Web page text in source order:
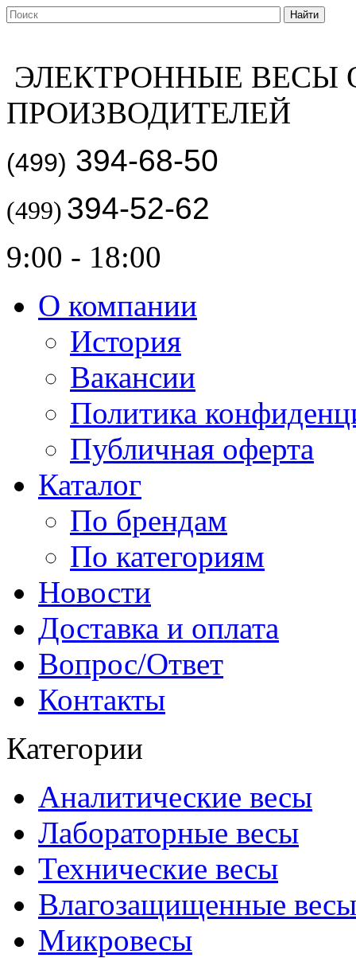
ЭЛЕКТРОННЫЕ ВЕСЫ
ПРОИЗВОДИТЕЛЕЙ
(499) 394-68-50
(499) 394-52-62
9:00 - 18:00
О компании
История
Вакансии
Политика
Публичная оферта
Каталог
По брендам
По категориям
Новости
Доставка и оплата
Вопрос/Ответ
Контакты
Категории
Аналитические весы
Лабораторные весы
Технические весы
Влагозащищенные весы
Микровесы